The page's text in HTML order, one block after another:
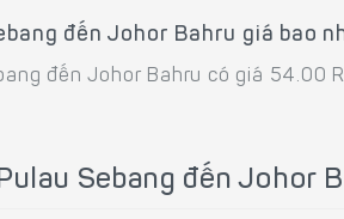
đến Johor Bahru giá bao
đến Johor Bahru có giá 54.00
Sebang đến Johor